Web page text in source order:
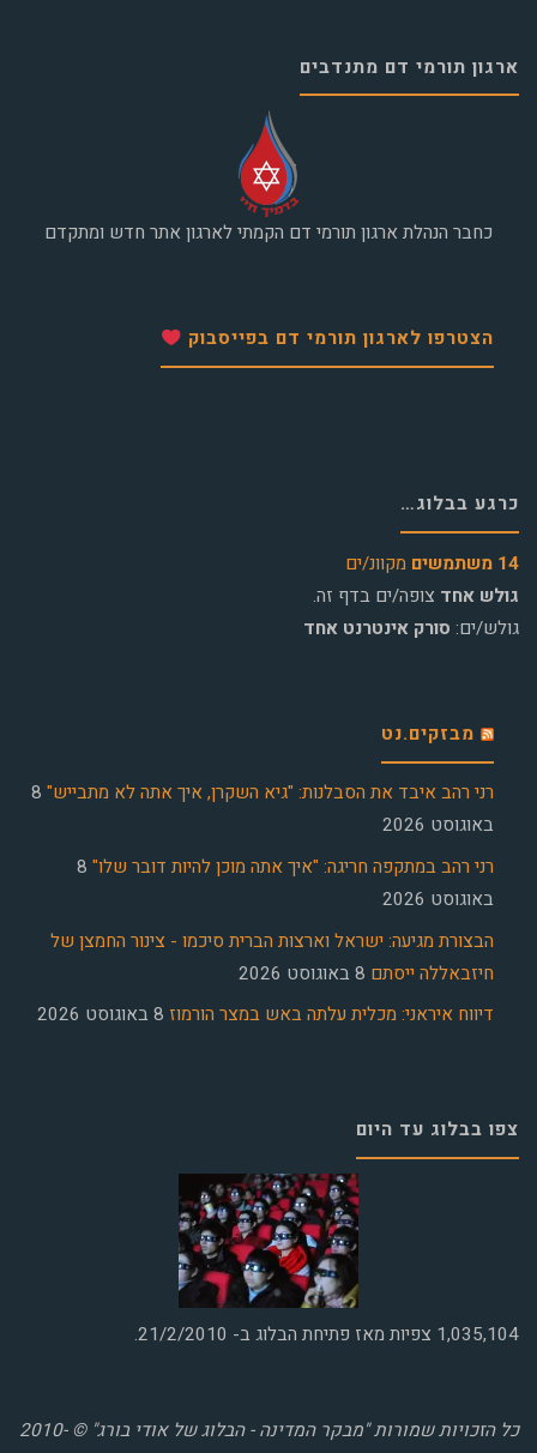
ארגון תורמי דם מתנדבים
כחבר הנהלת ארגון תורמי דם הקמתי לארגון אתר חדש ומתקדם
הצטרפו לארגון תורמי דם בפייסבוק
כרגע בבלוג…
14 משתמשים
מקוונ/ים
גולש אחד צופה/ים בדף זה.
גולש/ים: סורק אינטרנט אחד
מבזקים.נט
רני רהב איבד את הסבלנות: "גיא השקרן, איך אתה לא מתבייש" 8
באוגוסט 2026
רני רהב במתקפה חריגה: "איך אתה מוכן להיות דובר שלו" 8
באוגוסט 2026
הבצורת מגיעה: ישראל וארצות הברית סיכמו - צינור החמצן של
חיזבאללה ייסתם 8 באוגוסט 2026
דיווח איראני: מכלית עלתה באש במצר הורמוז 8 באוגוסט 2026
צפו בבלוג עד היום
1,035,104 צפיות מאז פתיחת הבלוג ב- 21/2/2010.
כל הזכויות שמורות "מבקר המדינה - הבלוג של אודי בורג" © 2010-